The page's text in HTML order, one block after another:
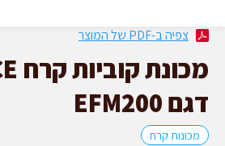
דגם EFM200
מכונות קרח
צפיה ב-PDF של המוצר